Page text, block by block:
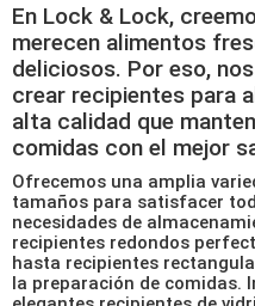
En Lock & Lock,
merecen alimentos
deliciosos. Por eso,
crear recipientes para
alta calidad que
comidas con el mejor
Ofrecemos una amplia
tamaños para satisfacer
necesidades de
recipientes redondos
hasta recipientes
la preparación de comidas.